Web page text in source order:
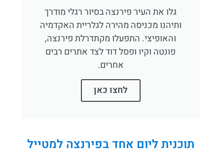
גלו את העיר פירנצה בסיור רגלי מודרך
ותיהנו מכניסה מהירה לגלריית האקדמיה
והאופיצי. התפעלו מקתדרלת פירנצה,
פונטה וקיו ופסל דוד לצד אתרים רבים
אחרים.
לחצו כאן
תוכנית ליום אחד בפירנצה למטייל